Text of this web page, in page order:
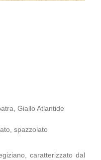
Giallo Atlantide
spazzolato
caratterizzato dal